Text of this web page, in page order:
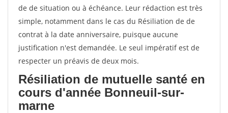
de de situation ou à échéance. Leur rédaction est très
simple, notamment dans le cas du Résiliation de de
contrat à la date anniversaire, puisque aucune
justification n'est demandée. Le seul impératif est de
respecter un préavis de deux mois.
Résiliation de mutuelle santé en
cours d'année Bonneuil-sur-
marne